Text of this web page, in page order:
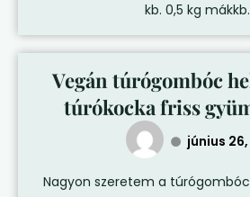
kb. 0,5 kg
Vegán túrógombóc
túrókocka friss
június 26,
Nagyon szeretem a